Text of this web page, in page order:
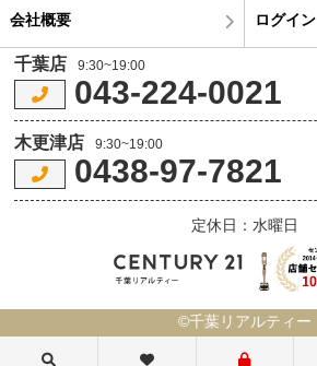
会社概要 ログイン
千葉店 9:30~19:00
043-224-0021
木更津店 9:30~19:00
0438-97-7821
定休日：水曜日
©千葉リアルティー